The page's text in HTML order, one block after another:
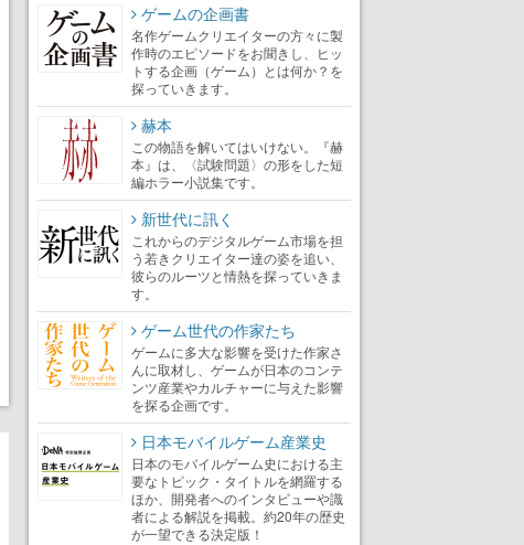
ゲームの企画書
名作ゲームクリエイターの方々に製
作時のエピソードをお聞きし、ヒッ
トする企画（ゲーム）とは何か？を
探っていきます。
赫本
この物語を解いてはいけない。『赫
本』は、〈試験問題〉の形をした短
編ホラー小説集です。
新世代に訊く
これからのデジタルゲーム市場を担
う若きクリエイター達の姿を追い、
彼らのルーツと情熱を探っていきま
す。
ゲーム世代の作家たち
ゲームに多大な影響を受けた作家さ
んに取材し、ゲームが日本のコンテ
ンツ産業やカルチャーに与えた影響
を探る企画です。
日本モバイルゲーム産業史
日本のモバイルゲーム史における主
要なトピック・タイトルを網羅する
ほか、開発者へのインタビューや識
者による解説を掲載。約20年の歴史
が一望できる決定版！